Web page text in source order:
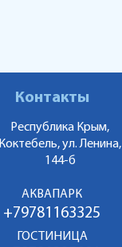
Контакты
Республика Крым,
Коктебель, ул. Ленина,
144-б
АКВАПАРК
+79781163325
ГОСТИНИЦА